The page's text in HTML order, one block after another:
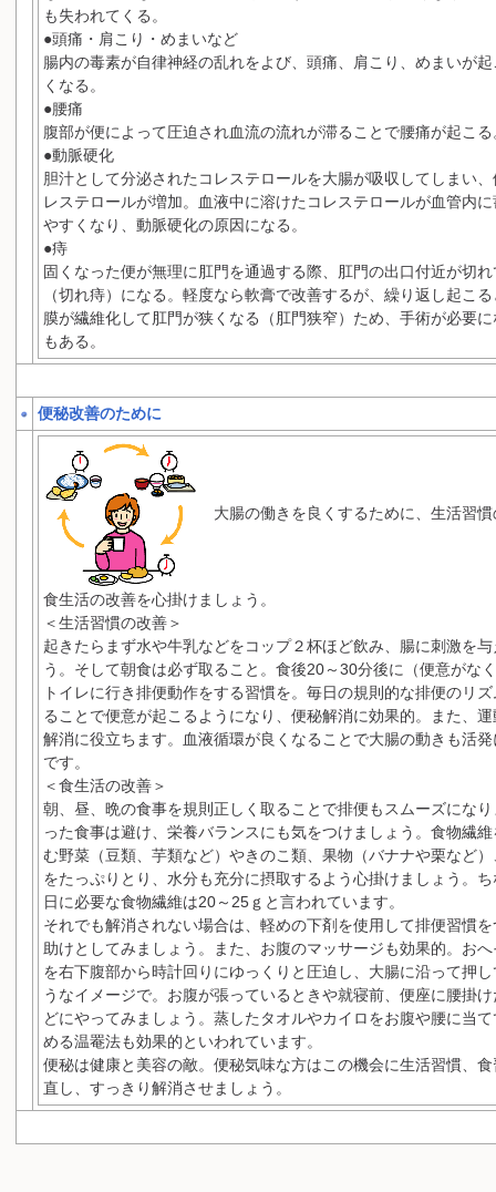
も失われてくる。
●頭痛・肩こり・めまいなど
腸内の毒素が自律神経の乱れをよび、頭痛、肩こり、めまいが
くなる。
●腰痛
腹部が便によって圧迫され血流の流れが滞ることで腰痛が起こる
●動脈硬化
胆汁として分泌されたコレステロールを大腸が吸収してしまい
レステロールが増加。血液中に溶けたコレステロールが血管内
やすくなり、動脈硬化の原因になる。
●痔
固くなった便が無理に肛門を通過する際、肛門の出口付近が切
（切れ痔）になる。軽度なら軟膏で改善するが、繰り返し起こ
膜が繊維化して肛門が狭くなる（肛門狭窄）ため、手術が必要
もある。
便秘改善のために
大腸の働きを良くするために、生活習慣
食生活の改善を心掛けましょう。
＜生活習慣の改善＞
起きたらまず水や牛乳などをコップ２杯ほど飲み、腸に刺激を
う。そして朝食は必ず取ること。食後20～30分後に（便意がな
トイレに行き排便動作をする習慣を。毎日の規則的な排便のリ
ることで便意が起こるようになり、便秘解消に効果的。また、
解消に役立ちます。血液循環が良くなることで大腸の動きも活
です。
＜食生活の改善＞
朝、昼、晩の食事を規則正しく取ることで排便もスムーズにな
った食事は避け、栄養バランスにも気をつけましょう。食物繊
む野菜（豆類、芋類など）やきのこ類、果物（バナナや栗など
をたっぷりとり、水分も充分に摂取するよう心掛けましょう。
日に必要な食物繊維は20～25ｇと言われています。
それでも解消されない場合は、軽めの下剤を使用して排便習慣
助けとしてみましょう。また、お腹のマッサージも効果的。お
を右下腹部から時計回りにゆっくりと圧迫し、大腸に沿って押
うなイメージで。お腹が張っているときや就寝前、便座に腰掛
どにやってみましょう。蒸したタオルやカイロをお腹や腰に当
める温罨法も効果的といわれています。
便秘は健康と美容の敵。便秘気味な方はこの機会に生活習慣、
直し、すっきり解消させましょう。